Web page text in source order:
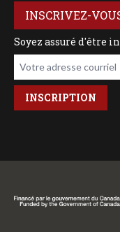
INSCRIVEZ-
Soyez assuré d'être
Votre adresse